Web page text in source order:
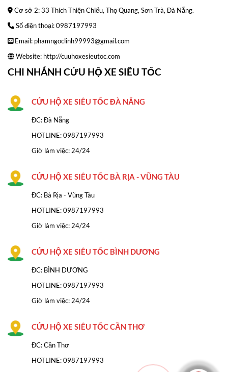
Cơ sở 2: 33 Thích Thiện Chiếu, Thọ Quang, Sơn Trà, Đà Nẵng.
Số điện thoại: 0987197993
Email: phamngoclinh99993@gmail.com
Website: http://cuuhoxesieutoc.com
CHI NHÁNH CỨU HỘ XE SIÊU TỐC
CỨU HỘ XE SIÊU TỐC ĐÀ NĂNG
ĐC: Đà Nẵng
HOTLINE:0987197993
Giờ làm việc: 24/24
CỨU HỘ XE SIÊU TỐC BÀ RỊA - VŨNG TÀU
ĐC: Bà Rịa - Vũng Tàu
HOTLINE: 0987197993
Giờ làm việc: 24/24
CỨU HỘ XE SIÊU TỐC BÌNH DƯƠNG
ĐC: BÌNH DƯƠNG
HOTLINE: 0987197993
Giờ làm việc: 24/24
CỨU HỘ XE SIÊU TỐC CẦN THƠ
ĐC: Cần Thơ
HOTLINE: 0987197993